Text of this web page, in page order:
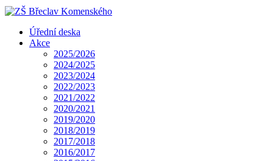
Úřední deska
Akce
2025/2026
2024/2025
2023/2024
2022/2023
2021/2022
2020/2021
2019/2020
2018/2019
2017/2018
2016/2017